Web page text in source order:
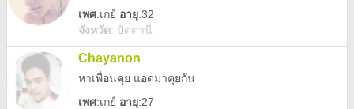
เพศ:เกย์ อายุ:32
จังหวัด: ปัตตานี
Chayanon
หาเพื่อนคุย แอดมาคุยกัน
เพศ:เกย์ อายุ:27